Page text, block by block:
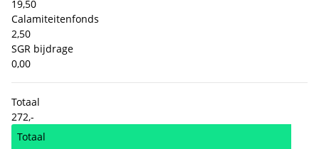
19,50
Calamiteitenfonds
2,50
SGR bijdrage
0,00
Totaal
272,-
Totaal